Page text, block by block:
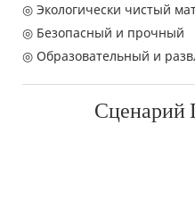
◎ Экологически чистый
◎ Безопасный и прочный
◎ Образовательный и
Сценарий